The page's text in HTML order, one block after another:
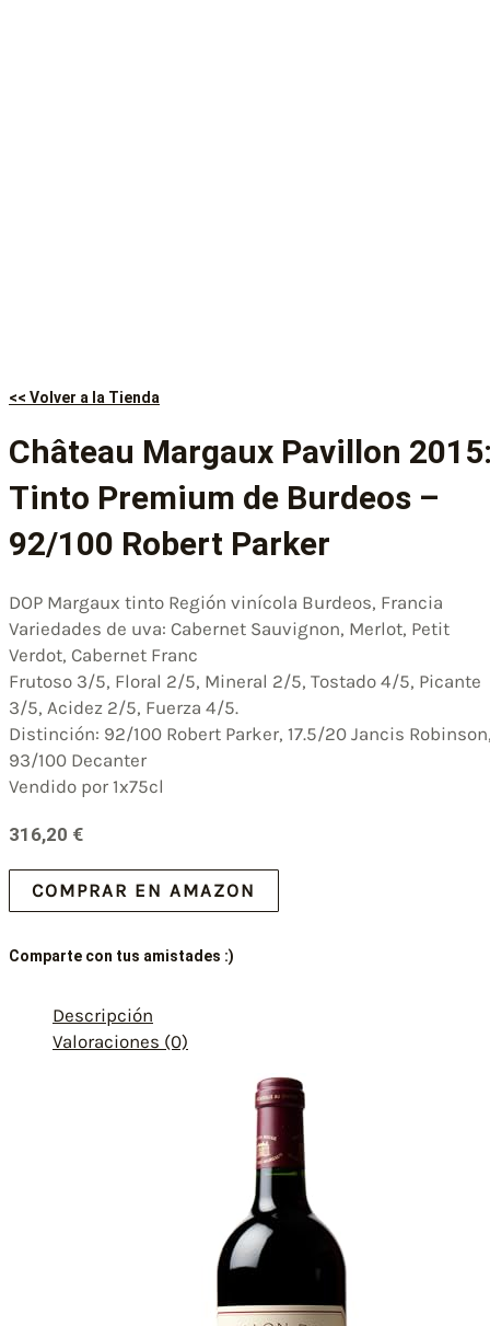
<< Volver a la Tienda
Château Margaux Pavillon
Tinto Premium de Burdeos –
92/100 Robert Parker
DOP Margaux tinto Región vinícola Burdeos, Francia
Variedades de uva: Cabernet Sauvignon, Merlot, Petit
Verdot, Cabernet Franc
Frutoso 3/5, Floral 2/5, Mineral 2/5, Tostado 4/5, Picante
3/5, Acidez 2/5, Fuerza 4/5.
Distinción: 92/100 Robert Parker, 17.5/20 Jancis
93/100 Decanter
Vendido por 1x75cl
316,20 €
COMPRAR EN AMAZON
Comparte con tus amistades :)
Descripción
Valoraciones (0)